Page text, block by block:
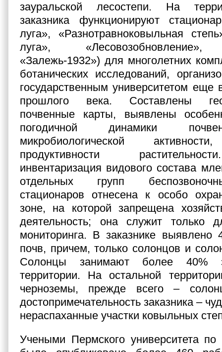
зауральской лесостепи. На
заказника функционируют
луга», «Разнотравноковыльная
луга», «Лесовозобновление»,
«Залежь-1932») для многолетних
ботанических исследований,
государственным университетом еще
прошлого века. Составлены
почвенные карты, выявлены
погодичной динамики
микробиологической
продуктивности
инвентаризация видового состава
отдельных групп
стационаров отнесена к особо
зоне, на которой запрещена
деятельность; она служит только
мониторинга. В заказнике выявлено
почв, причем, только солонцов и
Солонцы занимают более 40%
территории. На остальной
черноземы, прежде всего –
достопримечательность заказника –
нераспаханные участки ковыльных
Учеными Пермского университета по